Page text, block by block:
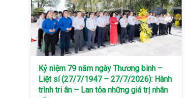
Kỷ niệm 79 năm ngày Thương binh –
Liệt sí (27/7/1947 – 27/7/2026): Hành
trình tri ân – Lan tỏa những giá trị nhân